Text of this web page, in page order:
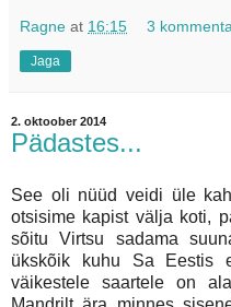
Ragne at 16:15 3
Jaga
2. oktoober 2014
Pädastes...
See oli nüüd veidi üle
otsisime kapist välja koti,
sõitu Virtsu sadama
ükskõik kuhu Sa Eestis
väikestele saartele on